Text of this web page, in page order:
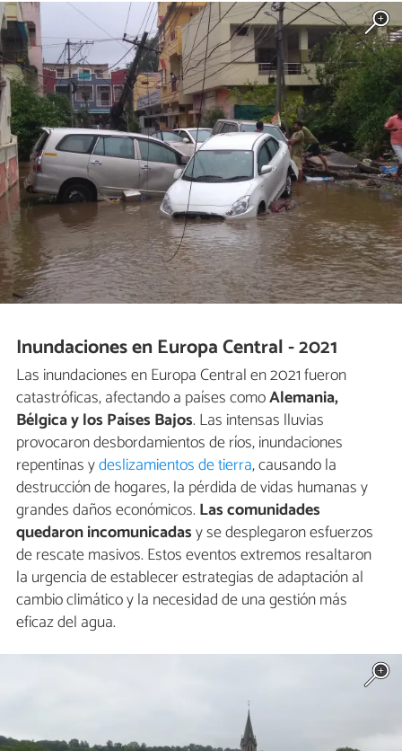
Inundaciones en Europa Central - 2021
Las inundaciones en Europa Central en 2021 fueron
catastróficas, afectando a países comoAlemania,
Bélgica y los Países Bajos. Las intensas lluvias
provocaron desbordamientos de ríos, inundaciones
repentinas ydeslizamientos de tierra, causando la
destrucción de hogares, la pérdida de vidas humanas y
grandes daños económicos. Las comunidades
quedaron incomunicadasy se desplegaron esfuerzos
de rescate masivos. Estos eventos extremos resaltaron
la urgencia de establecer estrategias de adaptación al
cambio climático y la necesidad de una gestión más
eficaz del agua.